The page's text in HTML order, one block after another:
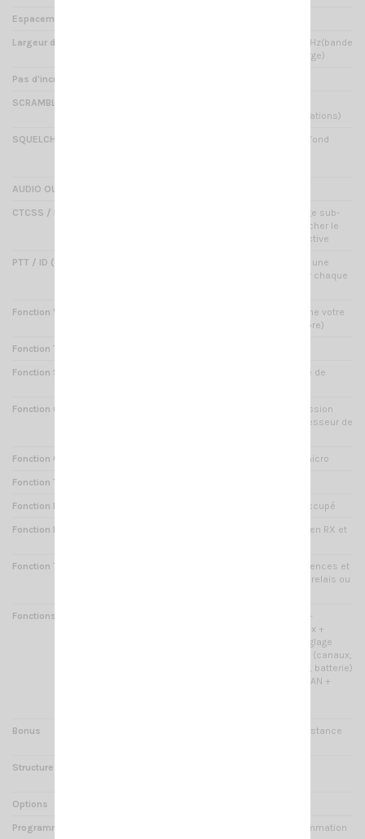
Espacement des canaux
Largeur de bande
12.5kHz(bande étroite) / 20kHz(bande
moyenne) / 25kHz(bande large)
Pas d'incrémentation
SCRAMBLER
(confidentialité des conversations)
SQUELCH
Oui : élimination du bruit de fond
AUDIO OUTPUT
CTCSS / DCS (encodeur/décodeur)
50 CTCSS / 232 DCS : codage sub-
audio permettant de déclencher le
squelch d'une manière sélective
PTT / ID (identifiant appelant)
Oui : permet de programmer une
suite de tons différents pour chaque
Fonction VOX
Oui : cette fonction déclenche votre
microphone au son (main libre)
Fonction TOT
Fonction SCAN
Oui : recherche automatique de
Fonction COMPANDER
Oui : permet d'avoir une émission
avec une voix claire (compresseur de
Fonction CHUCHOTEUR Oui : sensibilité accrue du micro
Fonction TX/OFF
Fonction BCLO Oui : verrouillage du canal occupé
Fonction REVERSE
Oui : la fréquence TX passe en RX et
Fonction TALK AROUND
Oui : permet d'inverser fréquences et
codages sans passé par un relais ou
Fonctions diverses
Réglage du canal prioritaire +
verrouillage sélecteur canaux +
économiseur de batterie (réglage
possible) + synthèse vocale (canaux,
niveau : squelch, puissance, batterie)
+ saut de canal en mode SCAN +
Bonus
Châssis en métal haute résistance
Structure
Options
Programmable par ordinateur
Oui -- prix final selon programmation